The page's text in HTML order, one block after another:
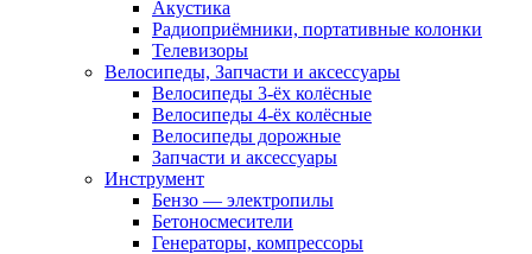
Акустика
Радиоприёмники, портативные колонки
Телевизоры
Велосипеды, Запчасти и аксессуары
Велосипеды 3-ёх колёсные
Велосипеды 4-ёх колёсные
Велосипеды дорожные
Запчасти и аксессуары
Инструмент
Бензо — электропилы
Бетоносмесители
Генераторы, компрессоры